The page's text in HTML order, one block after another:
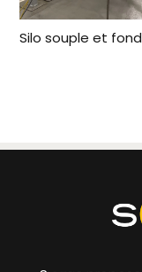
Silo souple et